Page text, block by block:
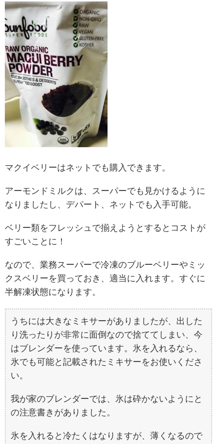
マクイベリーはネットでも購入できます。
アーモンドミルクは、スーパーでも見かけるように
なりましたし、デパート、ネットでも入手可能。
ベリー類をフレッシュで揃えようとするとコストが
すごいことに！
なので、業務スーパーで冷凍のブルーベリーやミッ
クスベリーを買っておき、適当に入れます。すぐに
半解凍状態になります。
うちには大きなミキサーがありましたが、出した
り洗ったりが非常に面倒なので捨ててしまい、今
はブレンダーを使っています。氷を入れるなら、
氷でも可能と記載されたミキサーをお使いくださ
い。
我が家のブレンダーでは、氷は砕かないようにと
の注意書きがありました。
氷を入れると冷たくはなりますが、薄くなるので